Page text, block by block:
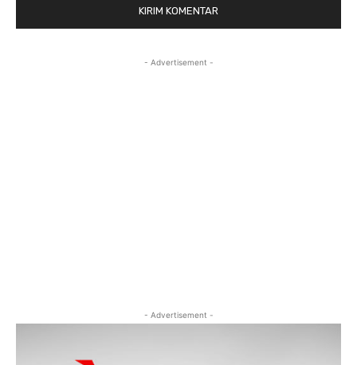
- Advertisement -
- Advertisement -